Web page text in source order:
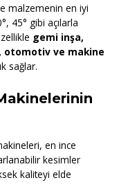
malzemenin en iyi
45° gibi açılarla
gemi inşa,
otomotiv ve makine
sağlar.
en ince
kesimler
kaliteyi elde